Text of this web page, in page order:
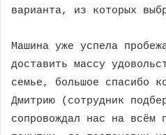
варианта, из которых
Машина уже успела
доставить массу
семье, большое спасибо
Дмитрию (сотрудник
сопровождал нас на всём